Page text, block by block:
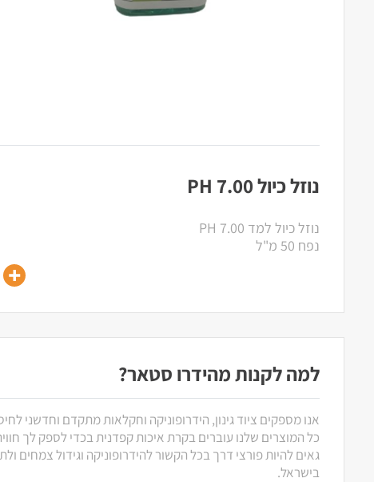
נוזל כיול PH 7.00
נוזל כיול למד PH 7.00
נפח 50 מ"ל
למה לקנות מהידרו סטאר?
אנו מספקים ציוד גינון, הידרופוניקה וחקלאות מתקדם וחדשני
כל המוצרים שלנו עוברים בקרת איכות קפדנית בכדי לספק לך
גאים להיות פורצי דרך בכל הקשור להידרופוניקה וגידול צמחים
בישראל.